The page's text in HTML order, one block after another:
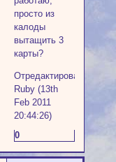
просто из
калоды
вытащить 3
карты?
Отредактировано
Ruby (13th
Feb 2011
20:44:26)
0